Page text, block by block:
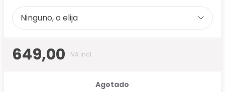
Ninguno, o elija
649,00 IVA incl.
Agotado